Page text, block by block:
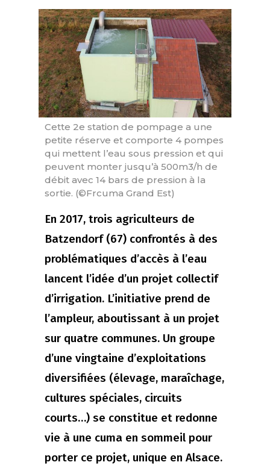
Cette 2e station de pompage a une
petite réserve et comporte 4 pompes
qui mettent l’eau sous pression et qui
peuvent monter jusqu’à 500m3/h de
débit avec 14 bars de pression à la
sortie. (©Frcuma Grand Est)
En 2017, trois agriculteurs de
Batzendorf (67) confrontés à des
problématiques d’accès à l’eau
lancent l’idée d’un projet collectif
d’irrigation. L’initiative prend de
l’ampleur, aboutissant à un projet
sur quatre communes. Un groupe
d’une vingtaine d’exploitations
diversifiées (élevage, maraîchage,
cultures spéciales, circuits
courts…) se constitue et redonne
vie à une cuma en sommeil pour
porter ce projet, unique en Alsace.